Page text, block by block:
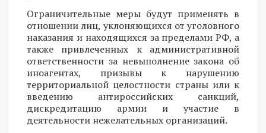
Ограничительные меры будут применять в
отношении лиц, уклоняющихся от уголовного
наказания и находящихся за пределами РФ, а
также привлеченных к административной
ответственности за невыполнение закона об
иноагентах, призывы к нарушению
территориальной целостности страны или к
введению антироссийских санкций,
дискредитацию армии и участие в
деятельности нежелательных организаций.